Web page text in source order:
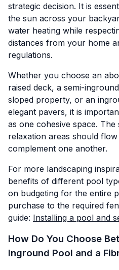
strategic decision. It is
the sun across your
water heating while
distances from your home
regulations.
Whether you choose an
raised deck, a semi-
sloped property, or an
elegant pavers, it is
as one cohesive space. The
relaxation areas should
complement one another.
For more landscaping
benefits of different pool
on budgeting for the entire
purchase to the required
guide: Installing a pool and
How Do You Choose
Inground Pool and a